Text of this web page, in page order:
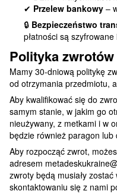
✔ Przelew bankowy –
🔒 Bezpieczeństwo
płatności są
Polityka zwrotów
Mamy 30-dniową politykę
od otrzymania przedmiotu,
Aby kwalifikować się do
samym stanie, w jakim go
nieużywany, z metkami i w
będzie również paragon lub
Aby rozpocząć zwrot,
adresem
zwroty będą musiały
skontaktowaniu się z nami